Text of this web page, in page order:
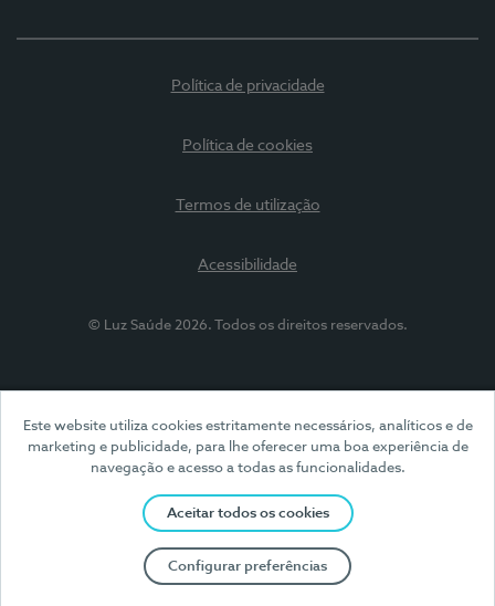
Este website utiliza cookies estritamente necessários, analíticos e de
marketing e publicidade, para lhe oferecer uma boa experiência de
navegação e acesso a todas as funcionalidades.
Aceitar todos os cookies
Configurar preferências
Política de privacidade
Política de cookies
Termos de utilização
Acessibilidade
© Luz Saúde 2026. Todos os direitos reservados.